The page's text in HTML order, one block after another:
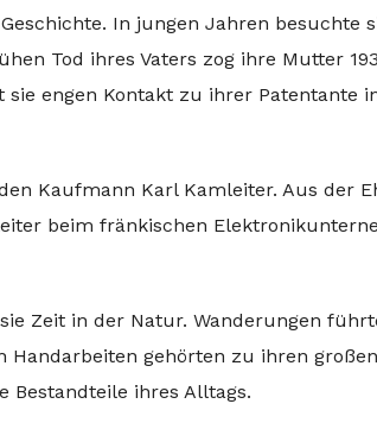
In jungen Jahren besuchte
Tod ihres Vaters zog ihre Mutter
sie engen Kontakt zu ihrer Patentante
Kaufmann Karl Kamleiter. Aus der
beim fränkischen
Zeit in der Natur. Wanderungen
Handarbeiten gehörten zu ihren
Bestandteile ihres Alltags.